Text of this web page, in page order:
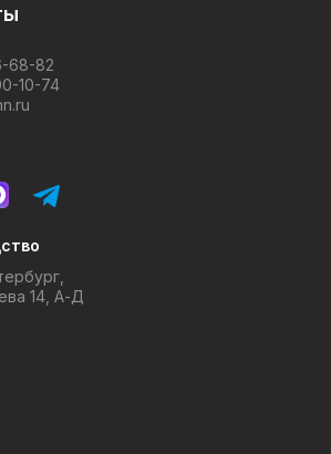
10-74
68-82
14, А-Д